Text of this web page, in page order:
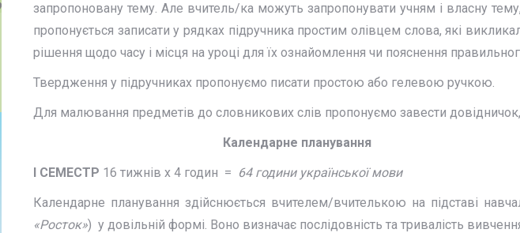
запропоновану тему. Але вчитель/ка можуть запропонувати учням і власну
пропонується записати у рядках підручника простим олівцем слова, які
рішення щодо часу і місця на уроці для їх ознайомлення чи пояснення
Твердження у підручниках пропонуємо писати простою або гелевою ручкою.
Для малювання предметів до словникових слів пропонуємо завести
Календарне планування
І СЕМЕСТР 16 тижнів х 4 годин = 64години української мови
Календарне планування здійснюється вчителем/вчителькою на підставі
«Росток») у довільній формі. Воно визначає послідовність та тривалість